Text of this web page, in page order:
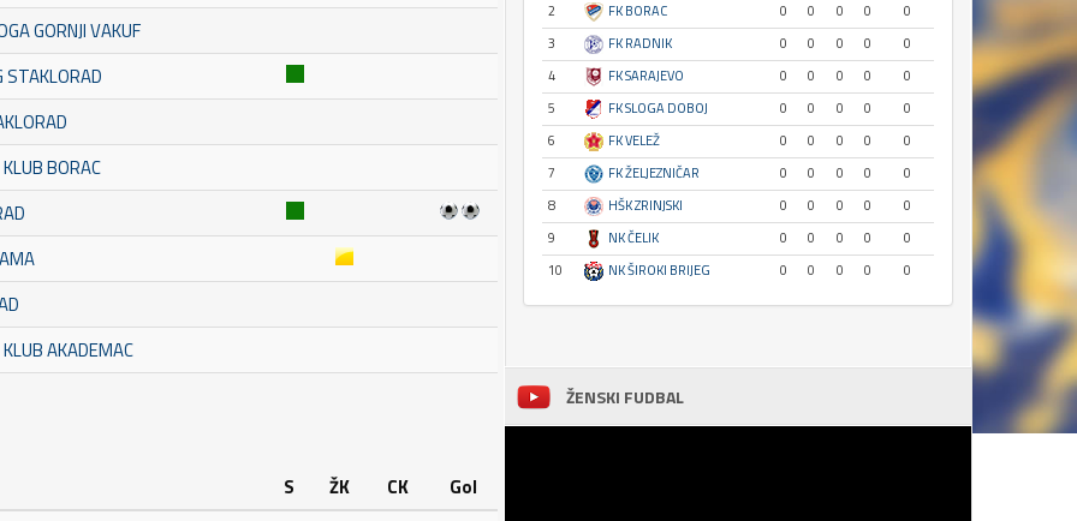
GORNJI VAKUF
STAKLORAD
BORAC
AKADEMAC
S ŽK CK
Gol
2
FK BORAC 0 0 0 0
0
3
FK RADNIK 0 0 0 0
0
4
FK SARAJEVO 0 0 0 0
0
5
FK SLOGA DOBOJ 0 0 0 0
0
6
FK VELEŽ 0 0 0 0
0
7
FK ŽELJEZNIČAR 0 0 0 0
0
8
HŠK ZRINJSKI 0 0 0 0
0
9
NK ČELIK 0 0 0 0
0
10
NK ŠIROKI BRIJEG 0 0 0 0 0
ŽENSKI FUDBAL